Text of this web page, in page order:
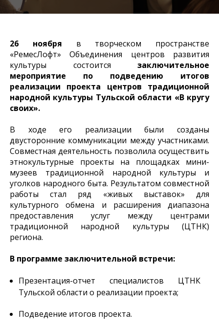
26 ноября в творческом пространстве
«РемесЛофт» Объединения центров развития
культуры состоится заключительное
мероприятие по подведению итогов
реализации проекта центров традиционной
народной культуры Тульской области «В кругу
своих».
В ходе его реализации были созданы
двусторонние коммуникации между участниками.
Совместная деятельность позволила осуществить
этнокультурные проекты на площадках мини-
музеев традиционной народной культуры и
уголков народного быта. Результатом совместной
работы стал ряд «живых выставок» для
культурного обмена и расширения диапазона
предоставления услуг между центрами
традиционной народной культуры (ЦТНК)
региона.
В программе заключительной встречи:
Презентация-отчет специалистов ЦТНК
Тульской области о реализации проекта;
Подведение итогов проекта.